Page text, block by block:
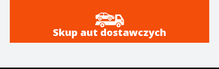
Skup aut dostawczych